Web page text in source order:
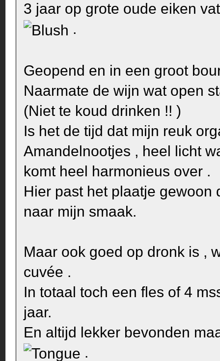
3 jaar op grote oude eiken
.
Geopend en in een groot
Naarmate de wijn wat open
(Niet te koud drinken !! )
Is het de tijd dat mijn reuk
Amandelnootjes , heel licht
komt heel harmonieus over .
Hier past het plaatje
naar mijn smaak.
Maar ook goed op dronk is ,
cuvée .
In totaal toch een fles of 4
jaar.
En altijd lekker bevonden
.